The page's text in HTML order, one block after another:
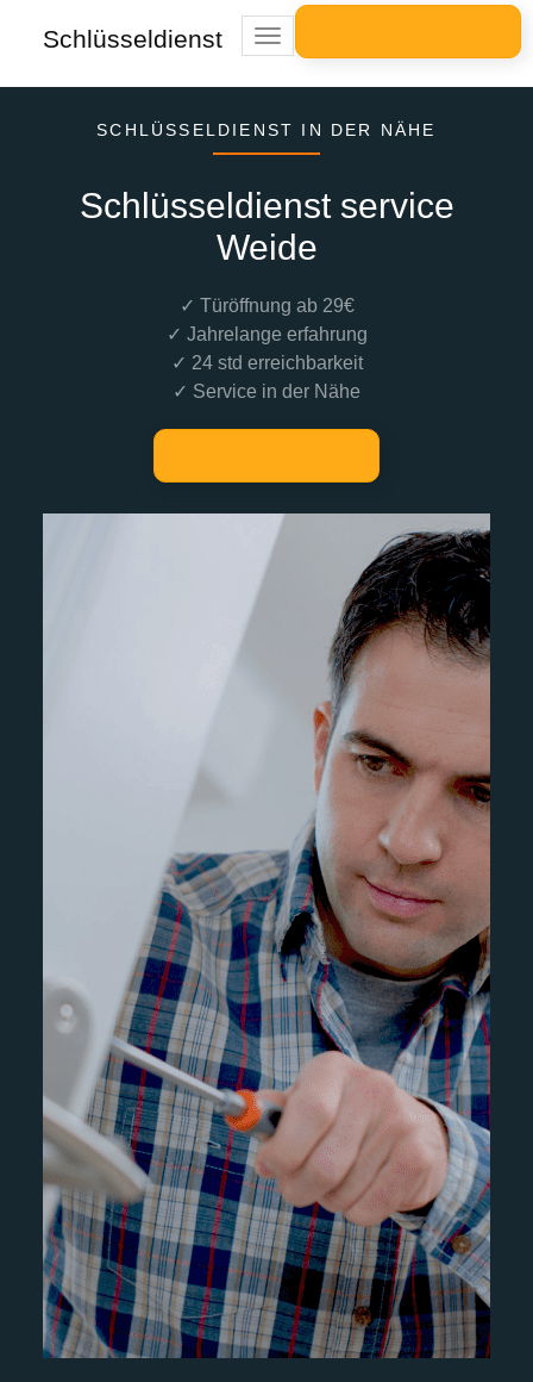
Schlüsseldienst
Toggle
navigation
SCHLÜSSELDIENST IN DER NÄHE
Schlüsseldienst service
Weide
✓ Türöffnung ab 29€
✓ Jahrelange erfahrung
✓ 24 std erreichbarkeit
✓ Service in der Nähe